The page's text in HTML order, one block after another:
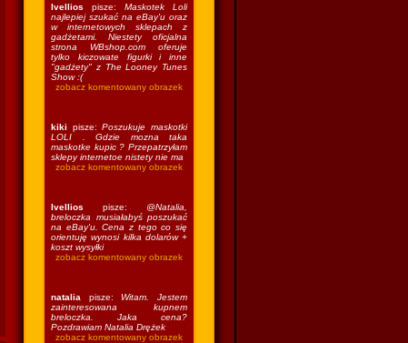
Ivellios pisze: Maskotek Loli
najlepiej szukać na eBay'u oraz
w internetowych sklepach z
gadżetami. Niestety oficjalna
strona WBshop.com oferuje
tylko kiczowate figurki i inne
"gadżety" z The Looney Tunes
Show :(
zobacz komentowany obrazek
kiki pisze:Poszukuje maskotki
LOLI . Gdzie mozna taka
maskotke kupic ? Przepatrzyłam
sklepy internetoe nistety nie ma
zobacz komentowany obrazek
Ivellios pisze: @Natalia,
breloczka musiałabyś poszukać
na eBay'u. Cena z tego co się
orientuję wynosi kilka dolarów +
koszt wysyłki
zobacz komentowany obrazek
natalia pisze:Witam. Jestem
zainteresowana kupnem
breloczka. Jaka cena?
Pozdrawiam Natalia Drężek
zobacz komentowany obrazek